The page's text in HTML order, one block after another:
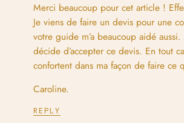
Merci beaucoup pour cet article !
Je viens de faire un devis pour une
votre guide m’a beaucoup aidé
décide d’accepter ce devis. En tout
confortent dans ma façon de faire ce
Caroline.
REPLY